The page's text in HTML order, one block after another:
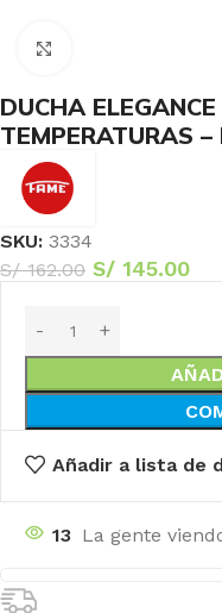
Haga Click para
DUCHA
TEMPERATURAS –
SKU: 3334
S/162.00 S/ 145.00
Añadir a lista de
13 La gente